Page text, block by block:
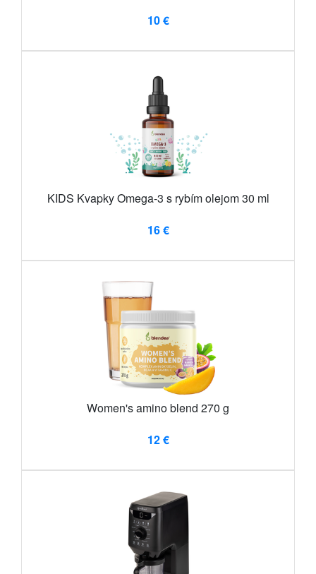
10 €
KIDS Kvapky Omega-3 s rybím olejom 30 ml
16 €
Women's amino blend 270 g
12 €